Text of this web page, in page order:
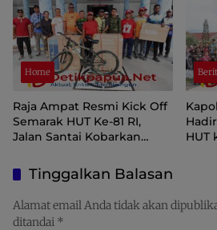
Home
Raja Ampat Resmi Kick Off
Semarak HUT Ke-81 RI,
Jalan Santai Kobarkan
Nasionalisme
HUT
Tinggalkan Balasan
Alamat email Anda tidak akan
ditandai *